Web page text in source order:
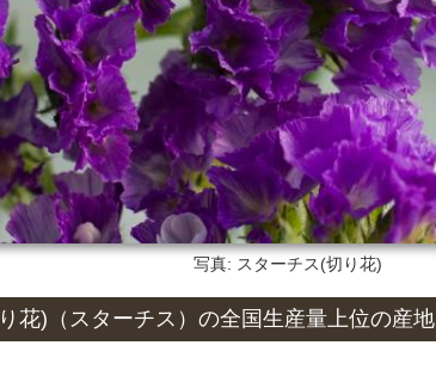
写真: スターチス(切り花)
花)（スターチス）の全国生産量上位の産地